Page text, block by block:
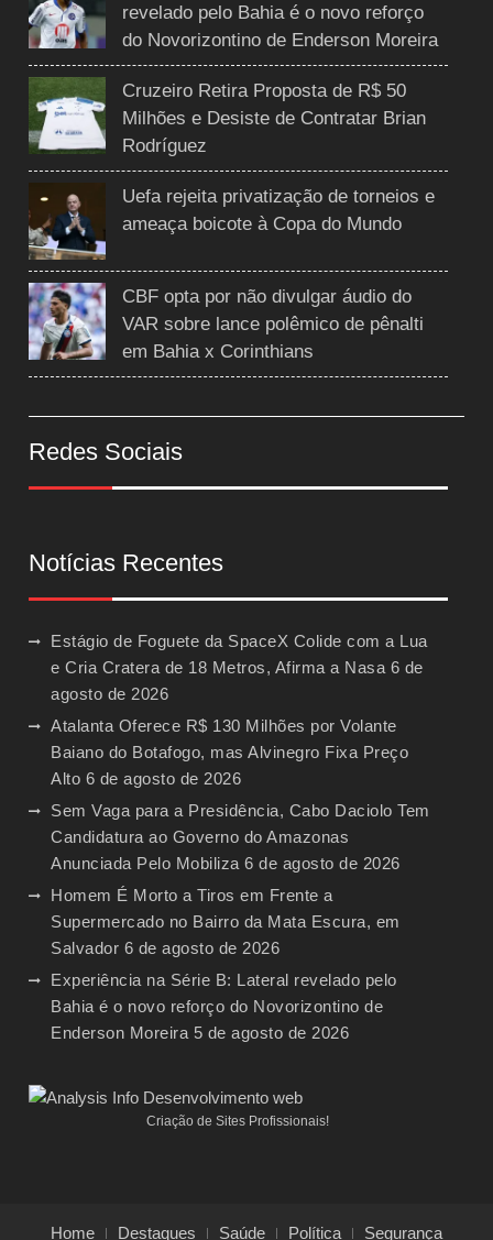
revelado pelo Bahia é o novo reforço
do Novorizontino de Enderson Moreira
Cruzeiro Retira Proposta de R$ 50
Milhões e Desiste de Contratar Brian
Rodríguez
Uefa rejeita privatização de torneios e
ameaça boicote à Copa do Mundo
CBF opta por não divulgar áudio do
VAR sobre lance polêmico de pênalti
em Bahia x Corinthians
Redes Sociais
Notícias Recentes
Estágio de Foguete da SpaceX Colide com a Lua
e Cria Cratera de 18 Metros, Afirma a Nasa 6 de
agosto de 2026
Atalanta Oferece R$ 130 Milhões por Volante
Baiano do Botafogo, mas Alvinegro Fixa Preço
Alto 6 de agosto de 2026
Sem Vaga para a Presidência, Cabo Daciolo Tem
Candidatura ao Governo do Amazonas
Anunciada Pelo Mobiliza 6 de agosto de 2026
Homem É Morto a Tiros em Frente a
Supermercado no Bairro da Mata Escura, em
Salvador 6 de agosto de 2026
Experiência na Série B: Lateral revelado pelo
Bahia é o novo reforço do Novorizontino de
Enderson Moreira 5 de agosto de 2026
Criação de Sites Profissionais!
Home Destaques Saúde Política Segurança